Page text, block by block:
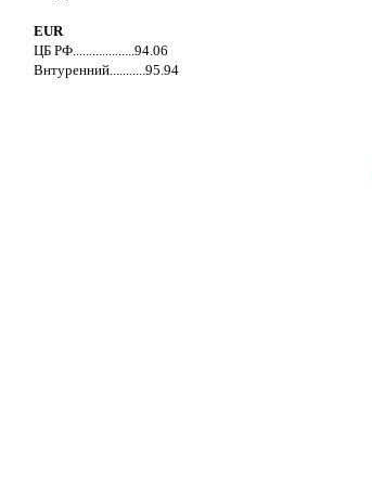
EUR
ЦБ РФ...................94.06
Внтуренний...........95.94